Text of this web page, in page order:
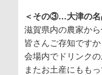
＜その③…大津の名
滋賀県内の農家か
皆さんご存知ですか
会場内でドリンク
またお土産にももっ